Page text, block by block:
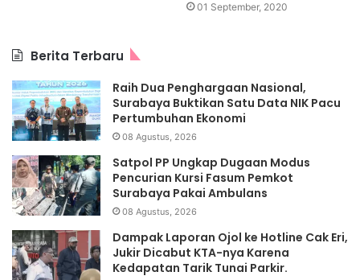
01 September, 2020
Berita Terbaru
Raih Dua Penghargaan Nasional,
Surabaya Buktikan Satu Data NIK Pacu
Pertumbuhan Ekonomi
08 Agustus, 2026
Satpol PP Ungkap Dugaan Modus
Pencurian Kursi Fasum Pemkot
Surabaya Pakai Ambulans
08 Agustus, 2026
Dampak Laporan Ojol ke Hotline Cak Eri,
Jukir Dicabut KTA-nya Karena
Kedapatan Tarik Tunai Parkir.